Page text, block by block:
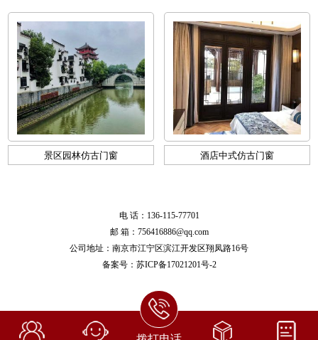
景区园林仿古门窗 酒店中式仿古门窗
电 话：136-115-77701
邮 箱：756416886@qq.com
公司地址：南京市江宁区滨江开发区翔凤路16号
备案号： 苏ICP备17021201号-2